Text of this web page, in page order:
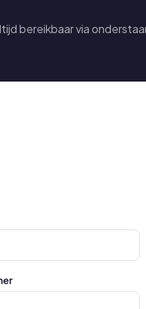
bereikbaar via